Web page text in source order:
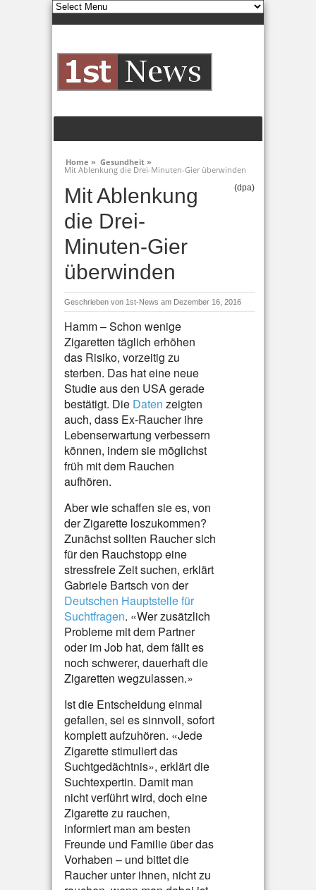
Home » Gesundheit »
Mit Ablenkung die Drei-Minuten-Gier überwinden
Mit Ablenkung
die Drei-
Minuten-Gier
überwinden
(dpa)
Geschrieben von 1st-News am Dezember 16, 2016
Hamm – Schon wenige
Zigaretten täglich erhöhen
das Risiko, vorzeitig zu
sterben. Das hat eine neue
Studie aus den USA gerade
bestätigt. Die Daten zeigten
auch, dass Ex-Raucher ihre
Lebenserwartung verbessern
können, indem sie möglichst
früh mit dem Rauchen
aufhören.
Aber wie schaffen sie es, von
der Zigarette loszukommen?
Zunächst sollten Raucher sich
für den Rauchstopp eine
stressfreie Zeit suchen, erklärt
Gabriele Bartsch von der
Deutschen Hauptstelle für
Suchtfragen. «Wer zusätzlich
Probleme mit dem Partner
oder im Job hat, dem fällt es
noch schwerer, dauerhaft die
Zigaretten wegzulassen.»
Ist die Entscheidung einmal
gefallen, sei es sinnvoll, sofort
komplett aufzuhören. «Jede
Zigarette stimuliert das
Suchtgedächtnis», erklärt die
Suchtexpertin. Damit man
nicht verführt wird, doch eine
Zigarette zu rauchen,
informiert man am besten
Freunde und Familie über das
Vorhaben – und bittet die
Raucher unter ihnen, nicht zu